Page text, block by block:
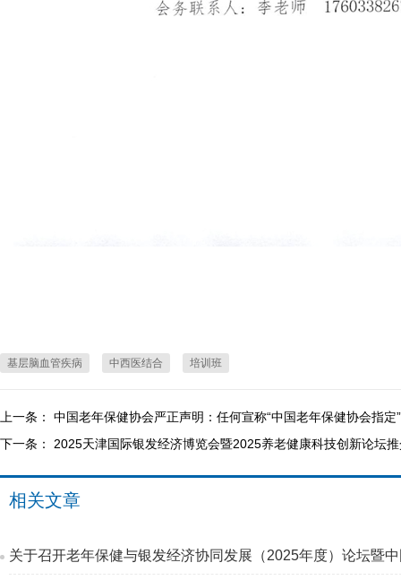
基层脑血管疾病 中西医结合 培训班
上一条： 中国老年保健协会严正声明：任何宣称“中国老年保健协会指定
下一条： 2025天津国际银发经济博览会暨2025养老健康科技创新论坛
相关文章